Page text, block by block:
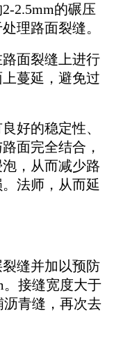
2.5mm的碾压
理路面裂缝。
面裂缝上进行
蔓延，避免过
好的稳定性、
面完全结合，
，从而减少路
法师，从而延
缝并加以预防
。接缝宽度大于
沥青缝，再次去